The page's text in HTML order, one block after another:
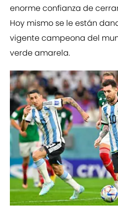
enorme confianza de
Hoy mismo se le están
vigente campeona del
verde amarela.